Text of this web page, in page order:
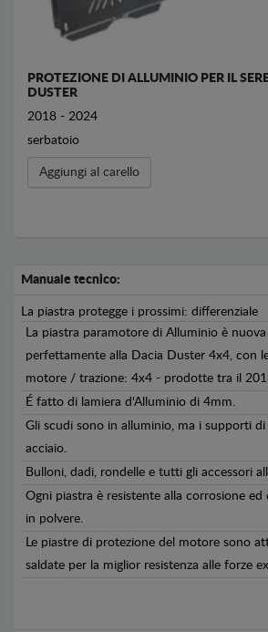
PROTEZIONE DI ALLUMINIO PER IL
DUSTER
2018 - 2024
serbatoio
Aggiungi al carello
Manuale tecnico:
La piastra protegge i prossimi: differenziale
La piastra paramotore di Alluminio è
perfettamente alla Dacia Duster 4x4, con
motore / trazione: 4x4 - prodotte tra il
É fatto di lamiera d'Alluminio di 4mm.
Gli scudi sono in alluminio, ma i supporti di
acciaio.
Bulloni, dadi, rondelle e tutti gli accessori
Ogni piastra è resistente alla corrosione
in polvere.
Le piastre di protezione del motore sono
saldate per la miglior resistenza alle forze